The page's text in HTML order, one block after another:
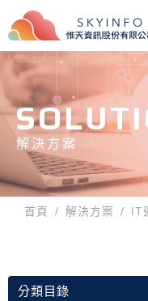
解決方案
首頁 解決方案 IT
分類目錄